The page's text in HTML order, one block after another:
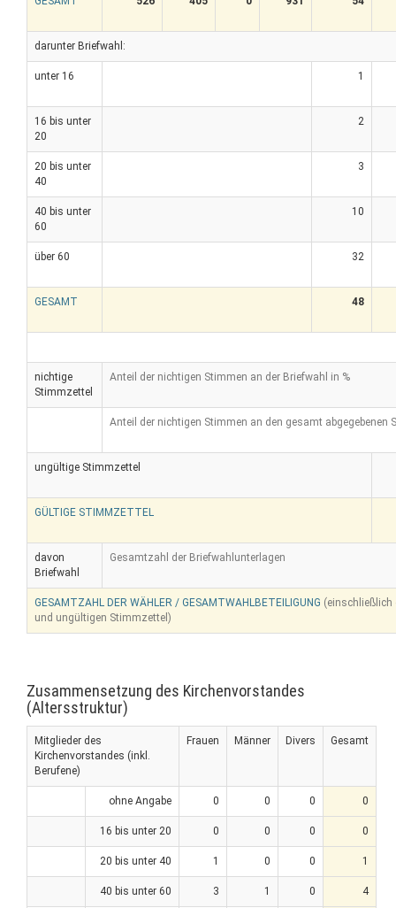
darunter Briefwahl:
unter 16 1
16 bis unter
20
2
20 bis unter
40
3
40 bis unter
60
10
über 60 32
GESAMT 48
nichtige
Stimmzettel
Anteil der nichtigen Stimmen an der Briefwahl in %
Anteil der nichtigen Stimmen an den gesamt abgegebenen
ungültige Stimmzettel
GÜLTIGE STIMMZETTEL
davon
Briefwahl
Gesamtzahl der Briefwahlunterlagen
GESAMTZAHL DER WÄHLER / GESAMTWAHLBETEILIGUNG (einschließlich
und ungültigen Stimmzettel)
Zusammensetzung des Kirchenvorstandes
(Altersstruktur)
Mitglieder des
Kirchenvorstandes (inkl.
Berufene)
Frauen Männer Divers Gesamt
ohne Angabe 0 0 0 0
16 bis unter 20 0 0 0 0
20 bis unter 40 1 0 0 1
40 bis unter 60 3 1 0 4